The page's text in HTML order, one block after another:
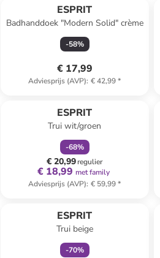
ESPRIT
Badhanddoek "Modern Solid" crème
-58%
€ 17,99
Adviesprijs (AVP): € 42,99*
ESPRIT
Trui wit/groen
-68%
€ 20,99regulier
€ 18,99 met family
Adviesprijs (AVP): € 59,99*
ESPRIT
Trui beige
-70%